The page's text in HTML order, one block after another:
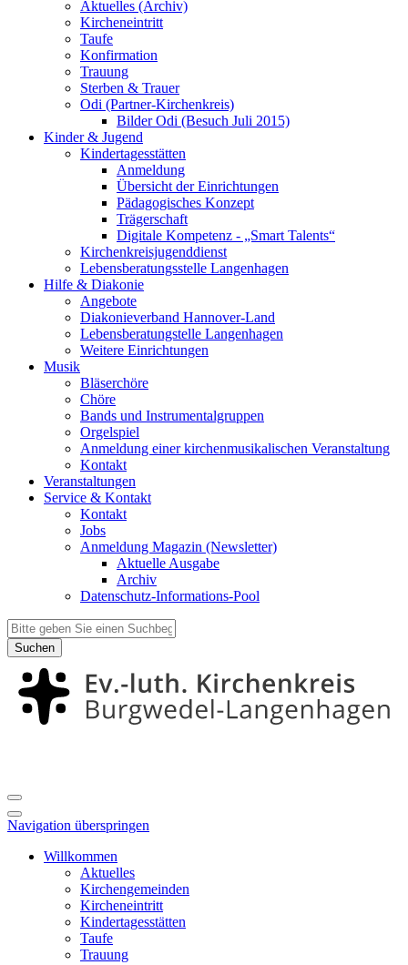
Aktuelles (Archiv)
Kircheneintritt
Taufe
Konfirmation
Trauung
Sterben & Trauer
Odi (Partner-Kirchenkreis)
Bilder Odi (Besuch Juli 2015)
Kinder & Jugend
Kindertagesstätten
Anmeldung
Übersicht der Einrichtungen
Pädagogisches Konzept
Trägerschaft
Digitale Kompetenz - „Smart Talents“
Kirchenkreisjugenddienst
Lebensberatungsstelle Langenhagen
Hilfe & Diakonie
Angebote
Diakonieverband Hannover-Land
Lebensberatungstelle Langenhagen
Weitere Einrichtungen
Musik
Bläserchöre
Chöre
Bands und Instrumentalgruppen
Orgelspiel
Anmeldung einer kirchenmusikalischen Veranstaltung
Kontakt
Veranstaltungen
Service & Kontakt
Kontakt
Jobs
Anmeldung Magazin (Newsletter)
Aktuelle Ausgabe
Archiv
Datenschutz-Informations-Pool
Suchen
Navigation überspringen
Willkommen
Aktuelles
Kirchengemeinden
Kircheneintritt
Kindertagesstätten
Taufe
Trauung